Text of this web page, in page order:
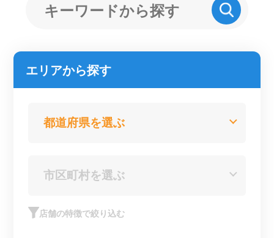
エリアから探す
店舗の特徴で絞り込む